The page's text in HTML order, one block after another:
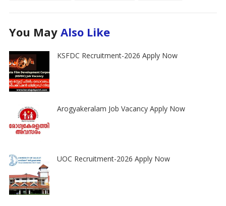
You May Also Like
KSFDC Recruitment-2026 Apply Now
Arogyakeralam Job Vacancy Apply Now
UOC Recruitment-2026 Apply Now